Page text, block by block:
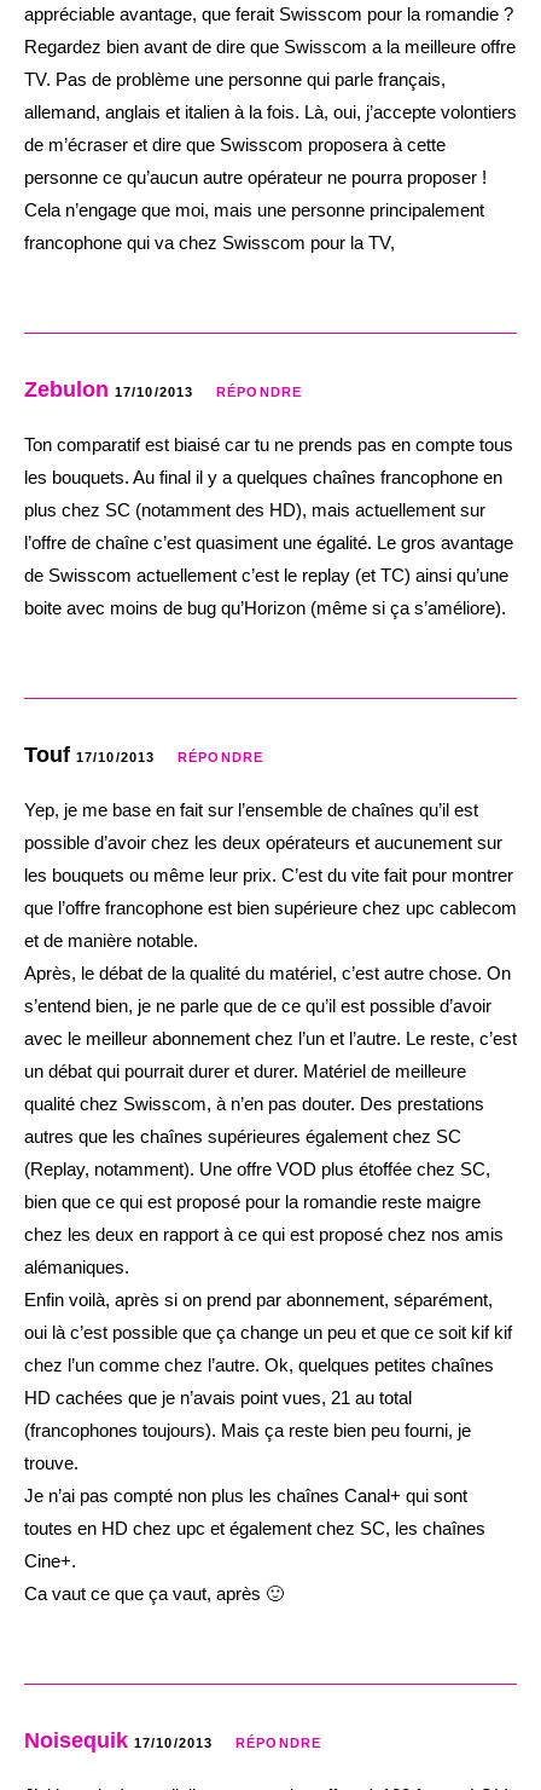
appréciable avantage, que ferait Swisscom pour la romandie ?
Regardez bien avant de dire que Swisscom a la meilleure offre
TV. Pas de problème une personne qui parle français,
allemand, anglais et italien à la fois. Là, oui, j’accepte volontiers
de m’écraser et dire que Swisscom proposera à cette
personne ce qu’aucun autre opérateur ne pourra proposer !
Cela n’engage que moi, mais une personne principalement
francophone qui va chez Swisscom pour la TV,
Zebulon 17/10/2013 RÉPONDRE
Ton comparatif est biaisé car tu ne prends pas en compte tous
les bouquets. Au final il y a quelques chaînes francophone en
plus chez SC (notamment des HD), mais actuellement sur
l’offre de chaîne c’est quasiment une égalité. Le gros avantage
de Swisscom actuellement c’est le replay (et TC) ainsi qu’une
boite avec moins de bug qu’Horizon (même si ça s’améliore).
Touf 17/10/2013 RÉPONDRE
Yep, je me base en fait sur l’ensemble de chaînes qu’il est
possible d’avoir chez les deux opérateurs et aucunement sur
les bouquets ou même leur prix. C’est du vite fait pour montrer
que l’offre francophone est bien supérieure chez upc cablecom
et de manière notable.
Après, le débat de la qualité du matériel, c’est autre chose. On
s’entend bien, je ne parle que de ce qu’il est possible d’avoir
avec le meilleur abonnement chez l’un et l’autre. Le reste, c’est
un débat qui pourrait durer et durer. Matériel de meilleure
qualité chez Swisscom, à n’en pas douter. Des prestations
autres que les chaînes supérieures également chez SC
(Replay, notamment). Une offre VOD plus étoffée chez SC,
bien que ce qui est proposé pour la romandie reste maigre
chez les deux en rapport à ce qui est proposé chez nos amis
alémaniques.
Enfin voilà, après si on prend par abonnement, séparément,
oui là c’est possible que ça change un peu et que ce soit kif kif
chez l’un comme chez l’autre. Ok, quelques petites chaînes
HD cachées que je n’avais point vues, 21 au total
(francophones toujours). Mais ça reste bien peu fourni, je
trouve.
Je n’ai pas compté non plus les chaînes Canal+ qui sont
toutes en HD chez upc et également chez SC, les chaînes
Cine+.
Ca vaut ce que ça vaut, après 🙂
Noisequik 17/10/2013 RÉPONDRE